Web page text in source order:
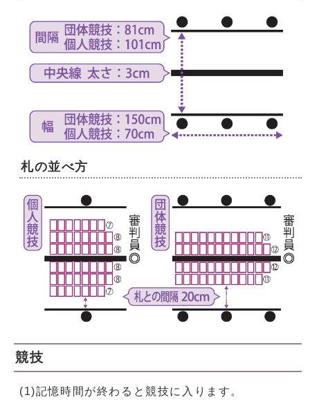
札の並べ方
競技
(1)記憶時間が終わると競技に入ります。